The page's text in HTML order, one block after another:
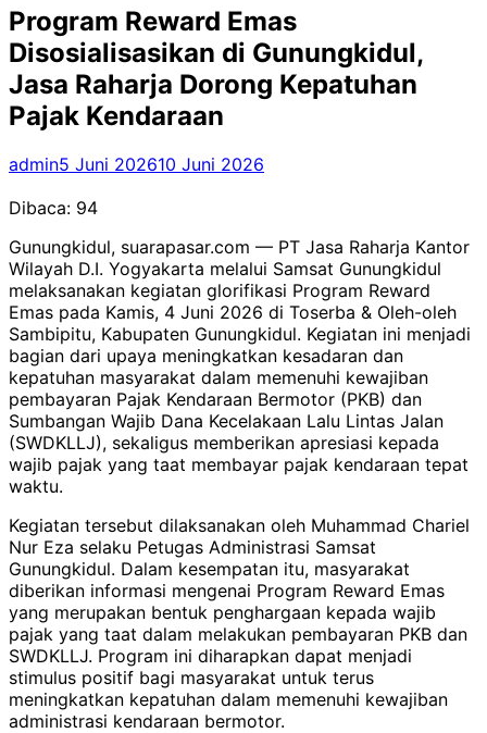
Program Reward Emas
Disosialisasikan di Gunungkidul,
Jasa Raharja Dorong Kepatuhan
Pajak Kendaraan
admin5 Juni 202610 Juni 2026
Dibaca: 94
Gunungkidul, suarapasar.com — PT Jasa Raharja Kantor
Wilayah D.I. Yogyakarta melalui Samsat Gunungkidul
melaksanakan kegiatan glorifikasi Program Reward
Emas pada Kamis, 4 Juni 2026 di Toserba & Oleh-oleh
Sambipitu, Kabupaten Gunungkidul. Kegiatan ini menjadi
bagian dari upaya meningkatkan kesadaran dan
kepatuhan masyarakat dalam memenuhi kewajiban
pembayaran Pajak Kendaraan Bermotor (PKB) dan
Sumbangan Wajib Dana Kecelakaan Lalu Lintas Jalan
(SWDKLLJ), sekaligus memberikan apresiasi kepada
wajib pajak yang taat membayar pajak kendaraan tepat
waktu.
Kegiatan tersebut dilaksanakan oleh Muhammad Chariel
Nur Eza selaku Petugas Administrasi Samsat
Gunungkidul. Dalam kesempatan itu, masyarakat
diberikan informasi mengenai Program Reward Emas
yang merupakan bentuk penghargaan kepada wajib
pajak yang taat dalam melakukan pembayaran PKB dan
SWDKLLJ. Program ini diharapkan dapat menjadi
stimulus positif bagi masyarakat untuk terus
meningkatkan kepatuhan dalam memenuhi kewajiban
administrasi kendaraan bermotor.